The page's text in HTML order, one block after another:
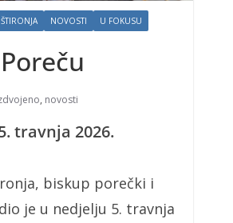
NOVOSTI U FOKUSU
, novosti
travnja 2026.
biskup porečki i
je u nedjelju 5. travnja